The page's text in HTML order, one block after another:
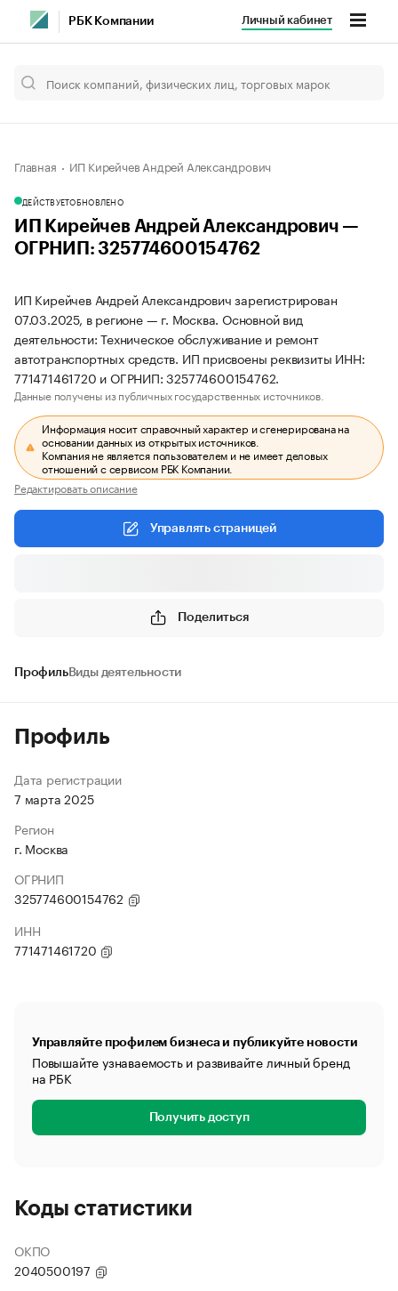
РБК Компании Личный кабинет
Главная ИП Кирейчев Андрей Александрович
ДЕЙСТВУЕТОБНОВЛЕНО
ИП Кирейчев Андрей Александрович —
ОГРНИП: 325774600154762
ИП Кирейчев Андрей Александрович зарегистрирован
07.03.2025, в регионе — г. Москва. Основной вид
деятельности: Техническое обслуживание и ремонт
автотранспортных средств. ИП присвоены реквизиты ИНН:
771471461720 и ОГРНИП: 325774600154762.
Данные получены из публичных государственных источников.
Информация носит справочный характер и сгенерирована на
основании данных из открытых источников.
Компания не является пользователем и не имеет деловых
отношений с сервисом РБК Компании.
Редактировать описание
Управлять страницей
Поделиться
ПрофильВиды деятельности
Профиль
Дата регистрации
7 марта 2025
Регион
г. Москва
ОГРНИП
325774600154762
ИНН
771471461720
Управляйте профилем бизнеса и публикуйте новости
Повышайте узнаваемость и развивайте личный бренд
на РБК
Получить доступ
Коды статистики
ОКПО
2040500197